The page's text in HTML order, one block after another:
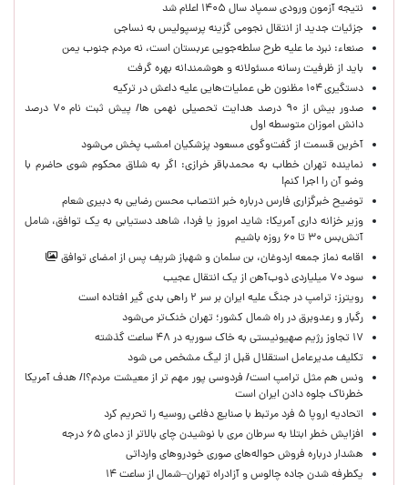
نتیجه آزمون ورودی سمپاد سال ۱۴۰۵ اعلام شد
جزئیات جدید از انتقال نجومی گزینه پرسپولیس به نساجی
صنعاء: نبرد ما علیه طرح سلطه‌جویی عربستان است، نه مردم جنوب یمن
باید از ظرفیت رسانه مسئولانه و هوشمندانه بهره گرفت
دستگیری ۱۰۴ مظنون طی عملیات‌هایی علیه داعش در ترکیه
صدور بیش از ۹۰ درصد هدایت تحصیلی نهمی ها/ پیش ثبت نام ۷۰ درصد
دانش اموزان متوسطه اول
آخرین قسمت از گفت‌وگوی مسعود پزشکیان امشب پخش می‌شود
نماینده تهران خطاب به محمدباقر خرازی: اگر به شلاق محکوم شوی حاضرم با
وضو آن را اجرا کنم!
توضیح خبرگزاری فارس درباره خبر انتصاب محسن رضایی به دبیری شعام
وزیر خزانه داری آمریکا: شاید امروز یا فردا، شاهد دستیابی به یک توافق، شامل
آتش‌بس ۳۰ تا ۶۰ روزه باشیم
اقامه نماز جمعه اردوغان، بن ‌سلمان و شهباز شریف پس از امضای توافق
سود ۷۰ میلیاردی ذوب‌آهن از یک انتقال عجیب
رویترز: ترامپ در جنگ علیه ایران بر سر ۲ راهی بدی گیر افتاده است
رگبار و رعدوبرق در راه شمال کشور؛ تهران خنک‌تر می‌شود
۱۷ تجاوز رژیم صهیونیستی به خاک سوریه در ۴۸ ساعت گذشته
تکلیف مدیرعامل استقلال قبل از لیگ مشخص می شود
ونس هم مثل ترامپ است/ فردوسی پور مهم تر از معیشت مردم؟!/ هدف آمریکا
خطرناک جلوه دادن ایران است
اتحادیه اروپا ۵ فرد مرتبط با صنایع دفاعی روسیه را تحریم کرد
افزایش خطر ابتلا به سرطان مری با نوشیدن چای بالاتر از دمای ۶۵ درجه
هشدار درباره فروش حواله‌های صوری خودروهای وارداتی
یکطرفه شدن جاده چالوس و آزادراه تهران–شمال از ساعت ۱۴